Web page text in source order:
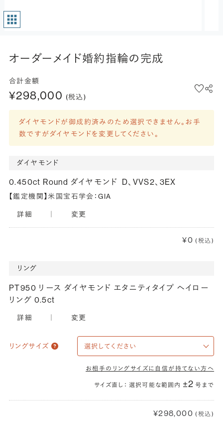
オーダーメイド婚約指輪の完成
合計金額
¥298,000 (税込)
ダイヤモンドが御成約済みのため選択できません。お手
数ですがダイヤモンドを変更してください。
ダイヤモンド
0.450ct Round ダイヤモンド D、VVS2、3EX
【鑑定機関】米国宝石学会：GIA
詳細 変更
¥0 (税込)
リング
PT950 リース ダイヤモンド エタニティタイプ ヘイロー
リング 0.5ct
詳細 変更
リングサイズ
お相手のリングサイズに自信が持てない方へ
サイズ直し： 選択可能な範囲内 ±2 号まで
¥298,000 (税込)